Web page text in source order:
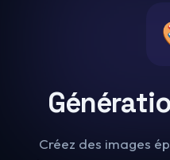
Créez des images